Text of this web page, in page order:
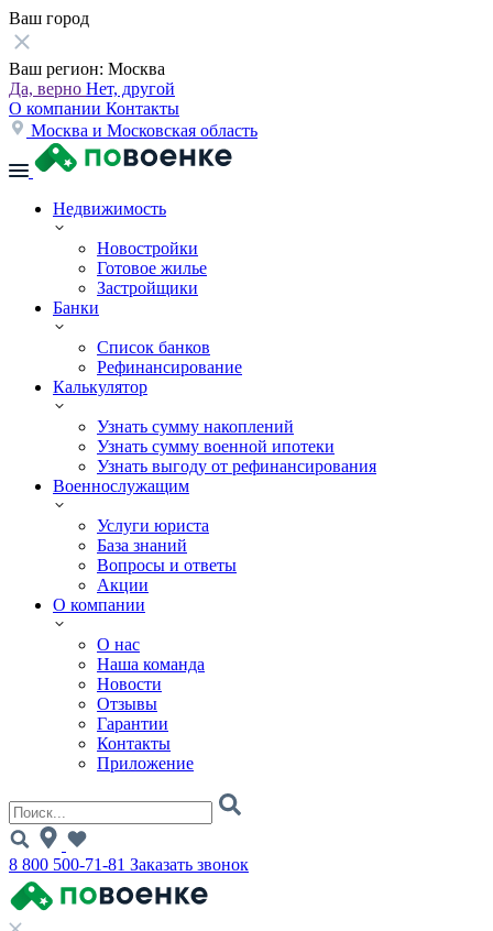
Ваш город
Ваш регион: Москва
Да, верно Нет, другой
О компании Контакты
Москва и Московская область
Недвижимость
Новостройки
Готовое жилье
Застройщики
Банки
Список банков
Рефинансирование
Калькулятор
Узнать сумму накоплений
Узнать сумму военной ипотеки
Узнать выгоду от рефинансирования
Военнослужащим
Услуги юриста
База знаний
Вопросы и ответы
Акции
О компании
О нас
Наша команда
Новости
Отзывы
Гарантии
Контакты
Приложение
8 800 500-71-81 Заказать звонок